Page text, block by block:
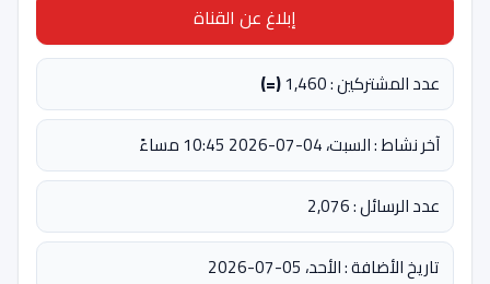
إبلاغ عن القناة
عدد المشتركين : 1,460
(=)
آخر نشاط : السبت، 04-07-2026 10:45 مساءً
عدد الرسائل : 2,076
تاريخ الأضافة : الأحد، 05-07-2026